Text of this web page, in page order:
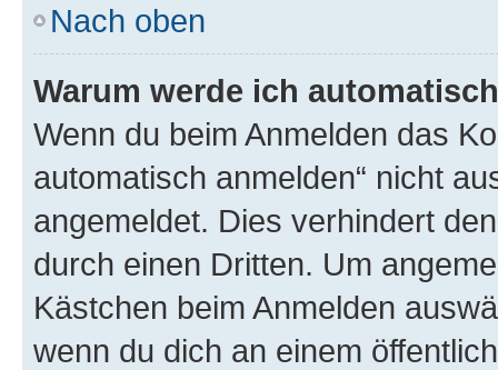
Nach oben
Warum werde ich
Wenn du beim Anmelden das
automatisch anmelden“ nicht
angemeldet. Dies verhindert
durch einen Dritten. Um
Kästchen beim Anmelden
wenn du dich an einem